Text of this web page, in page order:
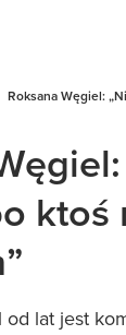
Roksana Węgiel:
ktoś
od lat jest